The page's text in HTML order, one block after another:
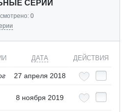
СЕРИИ
0
ДАТА ДЕЙСТВИЯ
27 апреля 2018
8 ноября 2019